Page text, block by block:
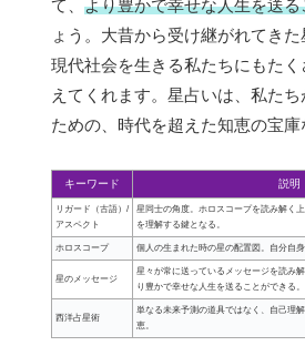
て、 より豊かで幸せな人生を送
ょう。大昔から受け継がれてきた
現代社会を生きる私たちにもた
えてくれます。星占いは、私た
ための、時代を超えた知恵の宝庫
キーワード 説明
リガード（古語）/
アスペクト
星同士の角度。ホロスコープを読み解く
を理解する鍵となる。
ホロスコープ 個人の生まれた時の星の配置図。自分自身
星のメッセージ
星々が常に送っているメッセージを読み
り豊かで幸せな人生を送ることができる。
西洋占星術
単なる未来予測の道具ではなく、自己理
恵。